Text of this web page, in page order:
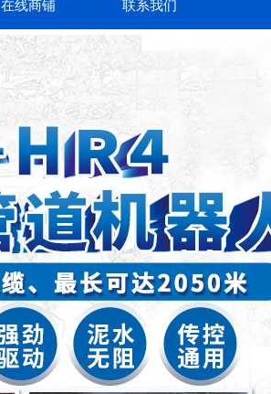
在线商铺 联系我们